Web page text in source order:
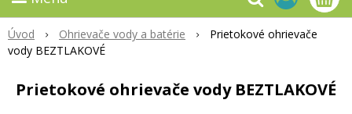
Úvod Ohrievače vody a batérie
Prietokové ohrievače
vody BEZTLAKOVÉ
Prietokové ohrievače vody BEZTLAKOVÉ